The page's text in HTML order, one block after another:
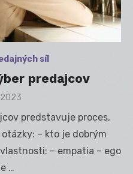
síl
predajcov
predstavuje proces,
– kto je dobrým
– empatia – ego
…